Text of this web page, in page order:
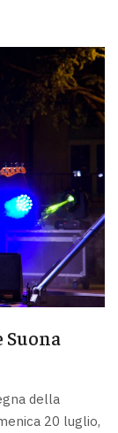
Suona
della
20 luglio,